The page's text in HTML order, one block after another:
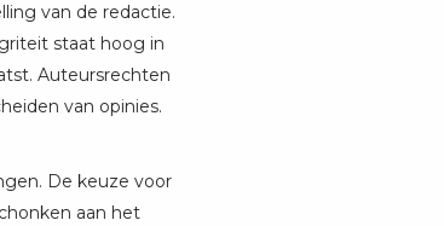
van de redactie.
staat hoog in
Auteursrechten
van opinies.
De keuze voor
aan het